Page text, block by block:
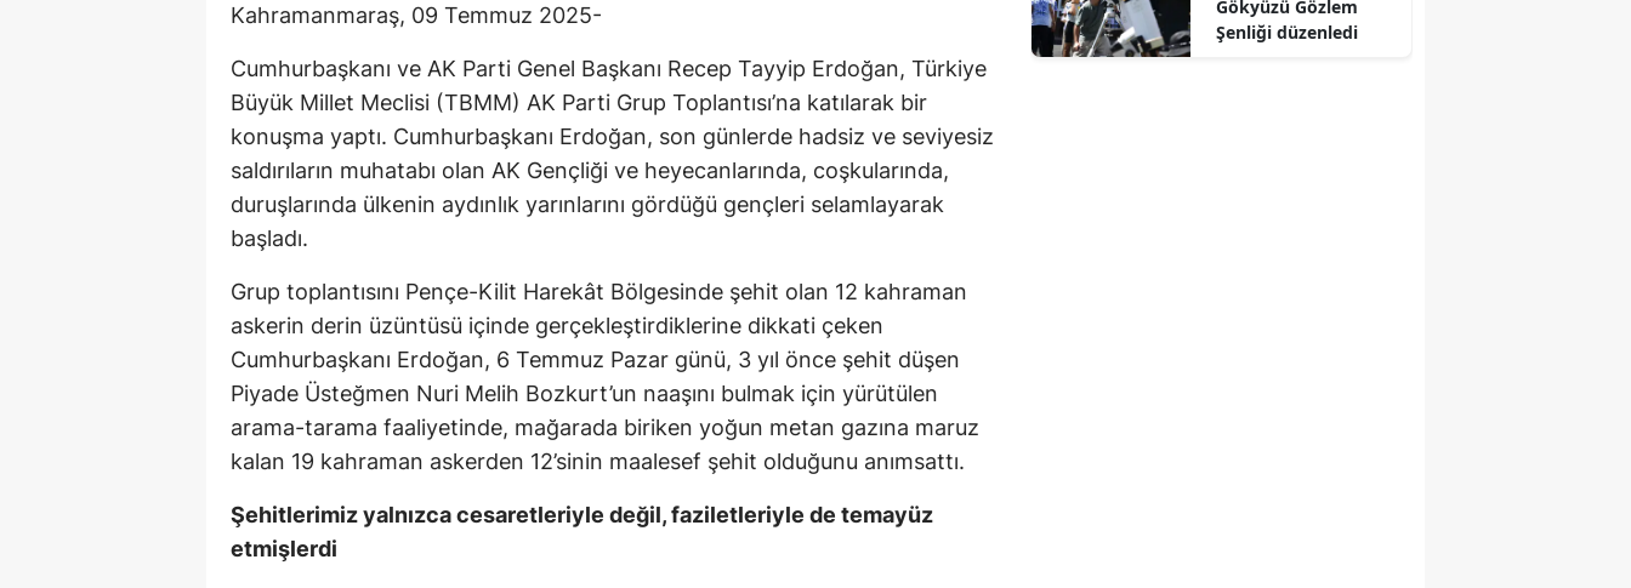
Elazığ
Erzincan
Erzurum
Gaziantep
Giresun
Gümüşhane
Hakkari
Hatay
Isparta
Kahramanmaraş, 09 Temmuz 2025-
Cumhurbaşkanı ve AK Parti Genel Başkanı Recep Tayyip Erdoğan, Türkiye
Büyük Millet Meclisi (TBMM) AK Parti Grup Toplantısı’na katılarak bir
konuşma yaptı. Cumhurbaşkanı Erdoğan, son günlerde hadsiz ve seviyesiz
saldırıların muhatabı olan AK Gençliği ve heyecanlarında, coşkularında,
duruşlarında ülkenin aydınlık yarınlarını gördüğü gençleri selamlayarak
başladı.
Grup toplantısını Pençe-Kilit Harekât Bölgesinde şehit olan 12 kahraman
askerin derin üzüntüsü içinde gerçekleştirdiklerine dikkati çeken
Cumhurbaşkanı Erdoğan, 6 Temmuz Pazar günü, 3 yıl önce şehit düşen
Piyade Üsteğmen Nuri Melih Bozkurt’un naaşını bulmak için yürütülen
arama-tarama faaliyetinde, mağarada biriken yoğun metan gazına maruz
kalan 19 kahraman askerden 12’sinin maalesef şehit olduğunu anımsattı.
Şehitlerimiz yalnızca cesaretleriyle değil, faziletleriyle de temayüz
etmişlerdi
Gökyüzü Gözlem
Şenliği düzenledi